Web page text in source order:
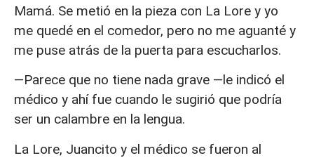
Mamá. Se metió en la pieza con La Lore y yo
me quedé en el comedor, pero no me aguanté y
me puse atrás de la puerta para escucharlos.
—Parece que no tiene nada grave —le indicó el
médico y ahí fue cuando le sugirió que podría
ser un calambre en la lengua.
La Lore, Juancito y el médico se fueron al